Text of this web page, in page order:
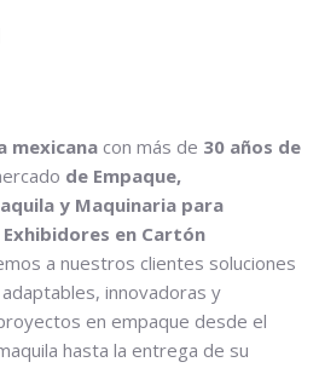
mexicana con más de 30 años de
de Empaque,
y Maquinaria para
Exhibidores en Cartón
a nuestros clientes soluciones
innovadoras y
en empaque desde el
hasta la entrega de su